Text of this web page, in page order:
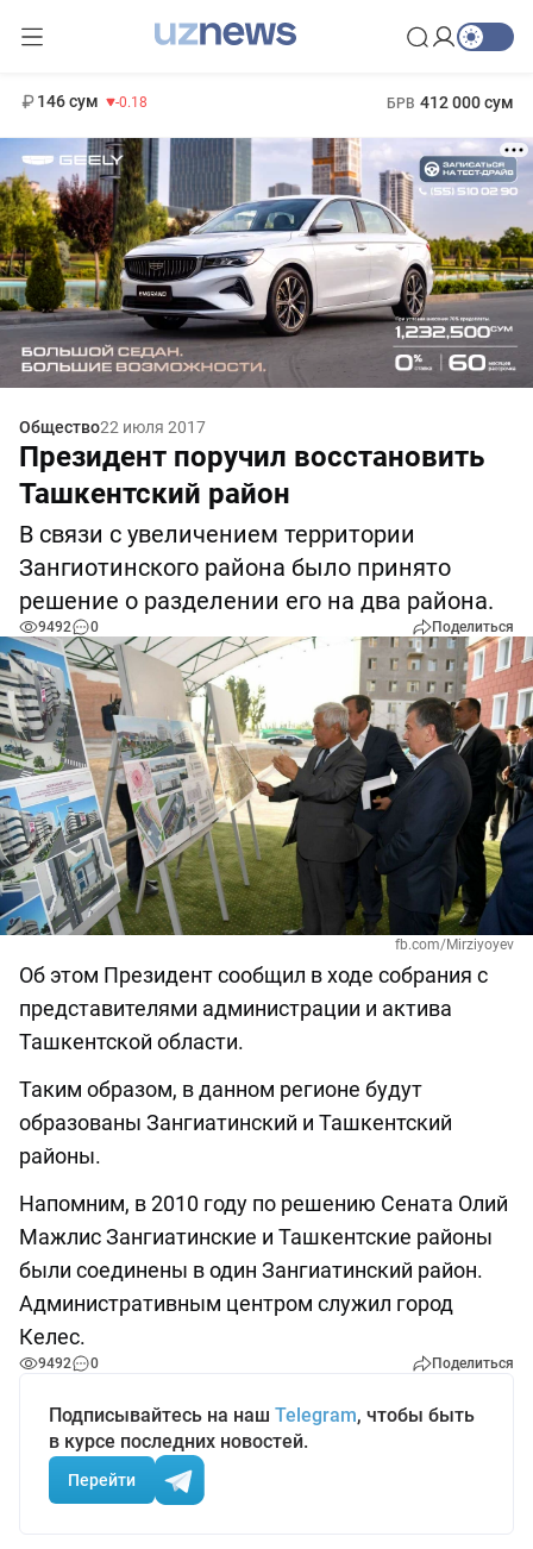
146 сум -0.18 БРВ 412 000 сум
Общество22 июля 2017
Президент поручил восстановить
Ташкентский район
В связи с увеличением территории
Зангиотинского района было принято
решение о разделении его на два района.
9492 0 Поделиться
fb.com/Mirziyoyev
Об этом Президент сообщил в ходе собрания с
представителями администрации и актива
Ташкентской области.
Таким образом, в данном регионе будут
образованы Зангиатинский и Ташкентский
районы.
Напомним, в 2010 году по решению Сената Олий
Мажлис Зангиатинские и Ташкентские районы
были соединены в один Зангиатинский район.
Административным центром служил город
Келес.
9492 0 Поделиться
Подписывайтесь на наш Telegram, чтобы быть
в курсе последних новостей.
Перейти